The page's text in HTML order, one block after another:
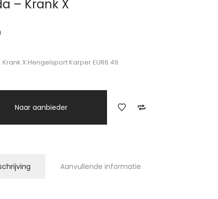
– Krank X
X Hengelsport Karper EUR6.49
Naar aanbieder
Aanvullende informatie